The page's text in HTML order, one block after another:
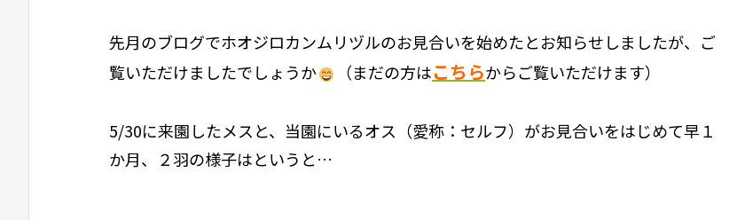
先月のブログでホオジロカンムリヅルのお見合いを始めたとお知らせしましたが、ご
覧いただけましたでしょうか
（まだの方はこちらからご覧いただけます）
5/30に来園したメスと、当園にいるオス（愛称：セルフ）がお見合いをはじめて早１
か月、２羽の様子はというと…